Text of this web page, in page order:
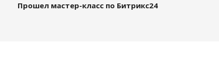
Прошел мастер-класс по Битрикс24